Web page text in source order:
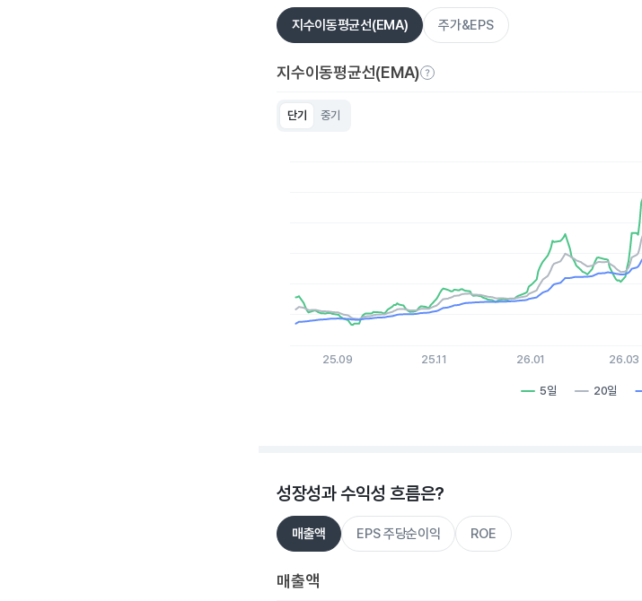
지수이동평균선(EMA) 주가&EPS
지수이동평균선(EMA)
단기 중기
The chart has 1 X axis displaying Time. Data ranges
The chart has 1 Y axis displaying values. Data ranges from
5일 20일
25.09 25.11 26.01 26.03
성장성과 수익성 흐름은?
매출액 EPS 주당순이익 ROE
매출액